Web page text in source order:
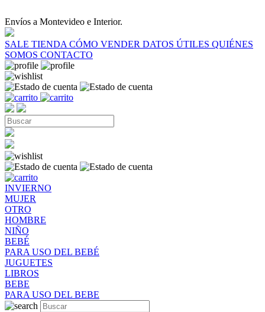
Envíos a Montevideo e Interior.
SALE TIENDA CÓMO VENDER DATOS ÚTILES QUIÉNES
SOMOS CONTACTO
INVIERNO
MUJER
OTRO
HOMBRE
NIÑO
BEBÉ
PARA USO DEL BEBÉ
JUGUETES
LIBROS
BEBE
PARA USO DEL BEBE